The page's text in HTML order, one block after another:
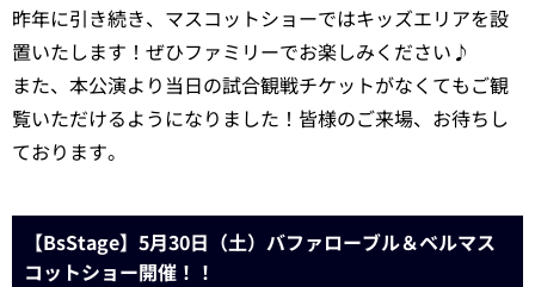
昨年に引き続き、マスコットショーではキッズエリアを設
置いたします！ぜひファミリーでお楽しみください♪
また、本公演より当日の試合観戦チケットがなくてもご観
覧いただけるようになりました！皆様のご来場、お待ちし
ております。
【BsStage】5月30日（土）バファローブル＆ベルマス
コットショー開催！！